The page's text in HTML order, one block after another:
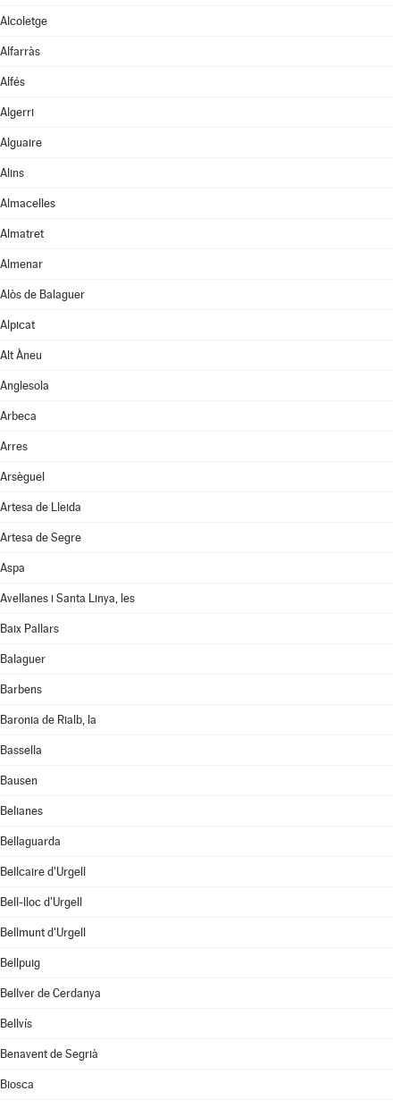
Alcoletge
Alfarràs
Alfés
Algerri
Alguaire
Alins
Almacelles
Almatret
Almenar
Alòs de Balaguer
Alpicat
Alt Àneu
Anglesola
Arbeca
Arres
Arsèguel
Artesa de Lleida
Artesa de Segre
Aspa
Avellanes i Santa Linya, les
Baix Pallars
Balaguer
Barbens
Baronia de Rialb, la
Bassella
Bausen
Belianes
Bellaguarda
Bellcaire d'Urgell
Bell-lloc d'Urgell
Bellmunt d'Urgell
Bellpuig
Bellver de Cerdanya
Bellvís
Benavent de Segrià
Biosca